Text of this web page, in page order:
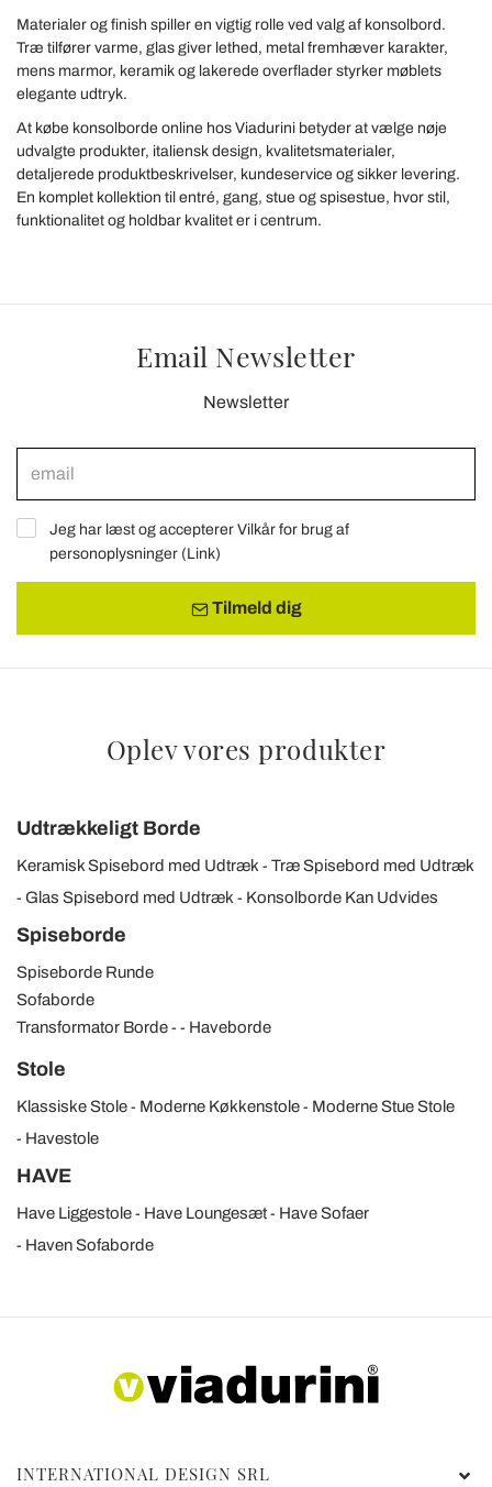
Materialer og finish spiller en vigtig rolle ved valg af konsolbord.
Træ tilfører varme, glas giver lethed, metal fremhæver karakter,
mens marmor, keramik og lakerede overflader styrker møblets
elegante udtryk.
At købe konsolborde online hos Viadurini betyder at vælge nøje
udvalgte produkter, italiensk design, kvalitetsmaterialer,
detaljerede produktbeskrivelser, kundeservice og sikker levering.
En komplet kollektion til entré, gang, stue og spisestue, hvor stil,
funktionalitet og holdbar kvalitet er i centrum.
Email Newsletter
Newsletter
Jeg har læst og accepterer Vilkår for brug af
personoplysninger (Link)
Tilmeld dig
Oplev vores produkter
Udtrækkeligt Borde
Keramisk Spisebord med Udtræk
Træ Spisebord med Udtræk
Glas Spisebord med Udtræk
Konsolborde Kan Udvides
Spiseborde
Spiseborde Runde
Sofaborde
Transformator Borde
Haveborde
Stole
Klassiske Stole Moderne Køkkenstole
Moderne Stue Stole
Havestole
HAVE
Have Liggestole Have Loungesæt
Have Sofaer
Haven Sofaborde
INTERNATIONAL DESIGN SRL